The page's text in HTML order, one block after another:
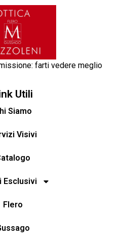
farti vedere meglio
Utili
Siamo
Visivi
Esclusivi
Flero